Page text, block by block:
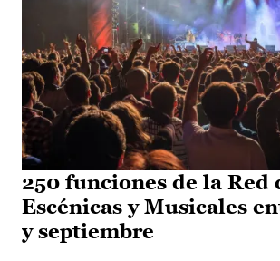
250 funciones de la Red
Escénicas y Musicales
y septiembre